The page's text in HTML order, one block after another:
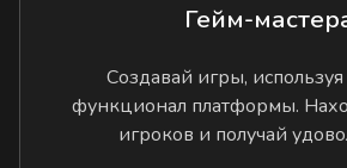
Гейм-
Создавай игры,
функционал платформы.
игроков и получай